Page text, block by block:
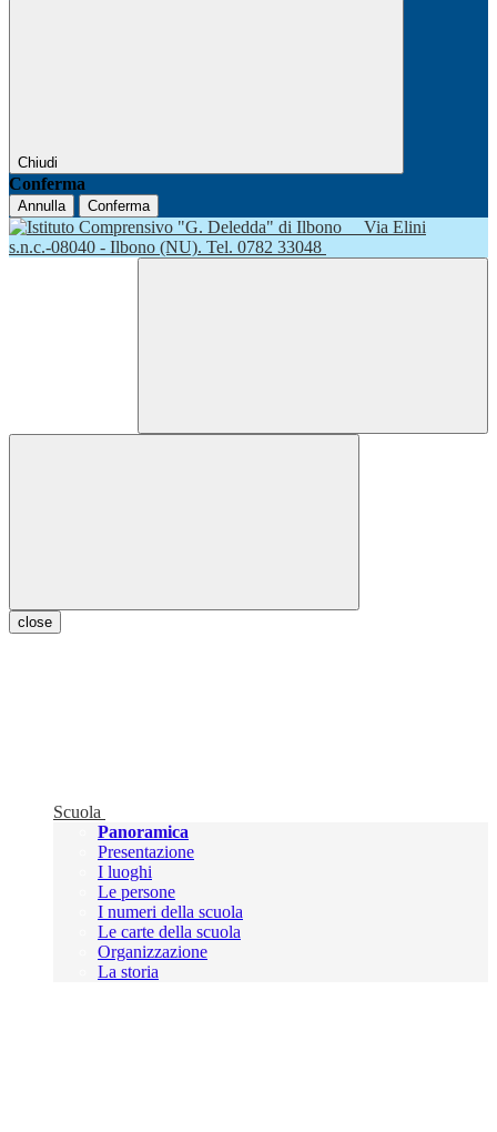
Chiudi
Conferma
Annulla Conferma
Via Elini
s.n.c.-08040 - Ilbono (NU). Tel. 0782 33048
close
Scuola
Panoramica
Presentazione
I luoghi
Le persone
I numeri della scuola
Le carte della scuola
Organizzazione
La storia